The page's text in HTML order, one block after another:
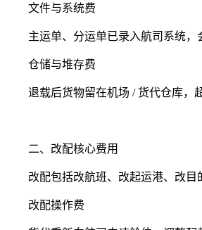
文件与系统费
主运单、分运单已录入航司系统，
仓储与堆存费
退载后货物留在机场 / 货代仓库，超
二、改配核心费用
改配包括改航班、改起运港、改目
改配操作费